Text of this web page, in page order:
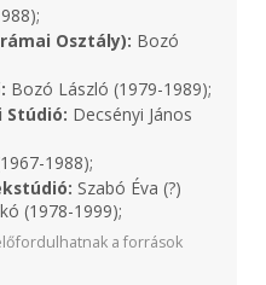
Osztály): Bozó
Bozó László (1979-1989);
Stúdió: Decsényi János
1988);
Szabó Éva (?)
(1978-1999);
a források